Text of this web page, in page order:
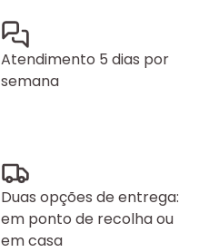
Atendimento 5 dias por
semana
Duas opções de entrega:
em ponto de recolha ou
em casa